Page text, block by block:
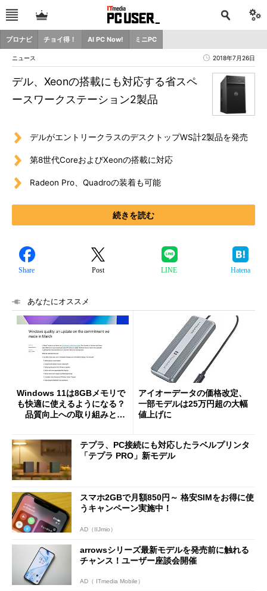
プロナビ チョイ得！ AI PC Now! ミニPC
ニュース 2018年7月26日
デル、Xeonの搭載にも対応する省スペ
ースワークステーション2製品
デルがエントリークラスのデスクトップWS計2製品を発売
第8世代CoreおよびXeonの搭載に対応
Radeon Pro、Quadroの装着も可能
続きを読む
Share Post LINE Hatena
あなたにオススメ
Windows 11は8GBメモリで
も快適に使えるようになる？
品質向上への取り組みと
アイオーデータの価格改定、
一部モデルは25万円超の大幅
値上げに
テプラ、PC接続にも対応したラベルプリンタ
「テプラ PRO」新モデル
スマホ2GBで月額850円～ 格安SIMをお得に使
うキャンペーン実施中！
AD（IIJmio）
arrowsシリーズ最新モデルを発売前に触れる
チャンス！ユーザー座談会開催
AD（ ITmedia Mobile）